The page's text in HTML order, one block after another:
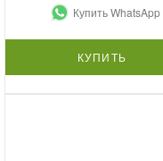
Купить WhatsApp
КУПИТЬ